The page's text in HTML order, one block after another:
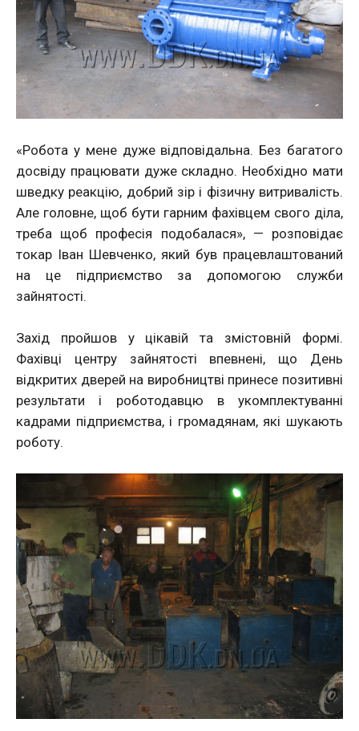
«Робота у мене дуже відповідальна. Без багатого
досвіду працювати дуже складно. Необхідно мати
шведку реакцію, добрий зір і фізичну витривалість.
Але головне, щоб бути гарним фахівцем свого діла,
треба щоб професія подобалася», — розповідає
токар Іван Шевченко, який був працевлаштований
на це підприємство за допомогою служби
зайнятості.
Захід пройшов у цікавій та змістовній формі.
Фахівці центру зайнятості впевнені, що День
відкритих дверей на виробництві принесе позитивні
результати і роботодавцю в укомплектуванні
кадрами підприємства, і громадянам, які шукають
роботу.